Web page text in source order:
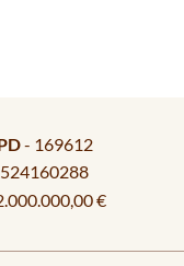
- 169612
€